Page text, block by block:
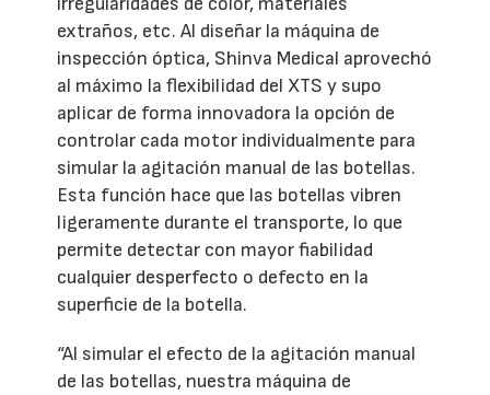
extraños, etc. Al diseñar la máquina de
inspección óptica, Shinva Medical aprovechó
al máximo la flexibilidad del XTS y supo
aplicar de forma innovadora la opción de
controlar cada motor individualmente para
simular la agitación manual de las botellas.
Esta función hace que las botellas vibren
ligeramente durante el transporte, lo que
permite detectar con mayor fiabilidad
cualquier desperfecto o defecto en la
superficie de la botella.
“Al simular el efecto de la agitación manual
de las botellas, nuestra máquina de